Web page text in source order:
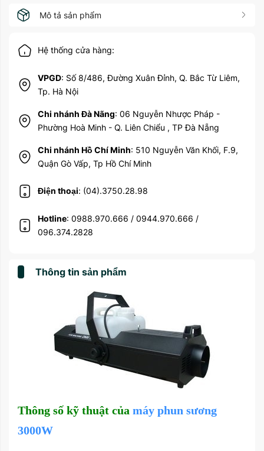
Mô tả sản phẩm
Hệ thống cửa hàng:
VPGD: Số 8/486, Đường Xuân Đỉnh, Q. Bắc Từ Liêm,
Tp. Hà Nội
Chi nhánh Đà Nãng: 06 Nguyễn Nhược Pháp -
Phường Hoà Minh - Q. Liên Chiểu , TP Đà Nẵng
Chi nhánh Hồ Chí Minh: 510 Nguyễn Văn Khối, F.9,
Quận Gò Vấp, Tp Hồ Chí Minh
Điện thoại: (04).3750.28.98
Hotline: 0988.970.666 / 0944.970.666 /
096.374.2828
Thông tin sản phẩm
Thông số kỹ thuật của máy phun sương
3000W